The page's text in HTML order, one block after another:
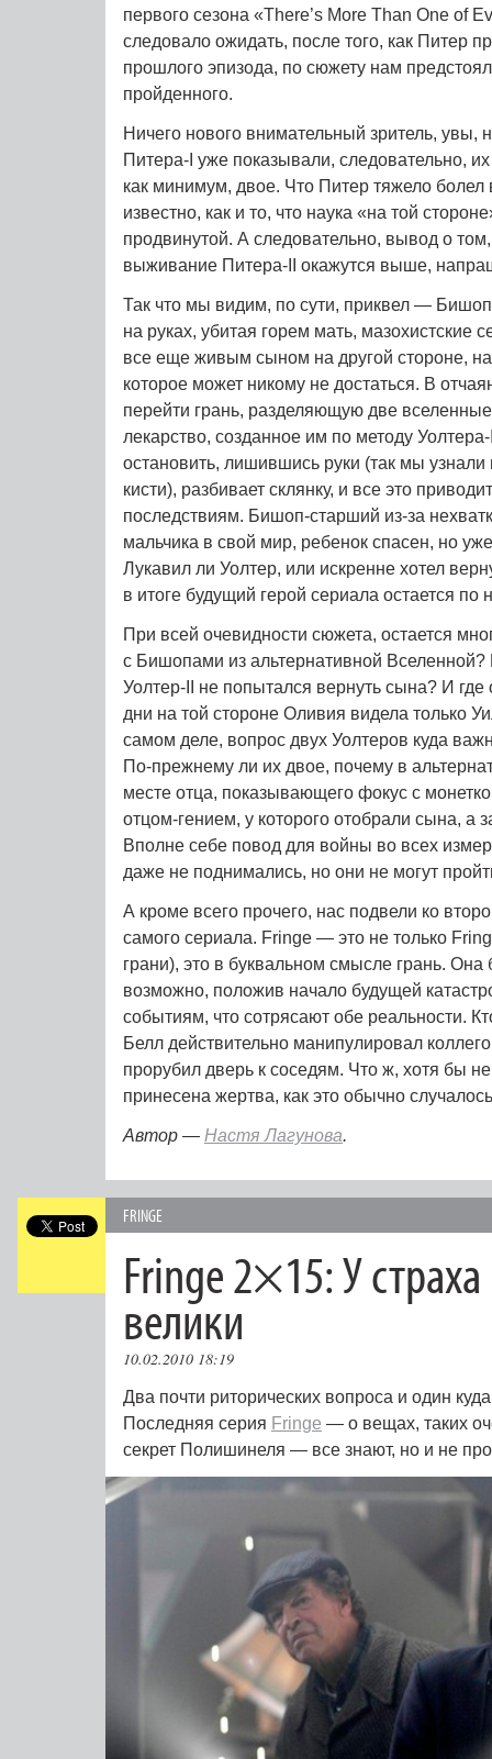
первого сезона «There’s More Than One of
следовало ожидать, после того, как Питер
прошлого эпизода, по сюжету нам
пройденного.
Ничего нового внимательный зритель, увы,
Питера-I уже показывали, следовательно,
как минимум, двое. Что Питер тяжело болел
известно, как и то, что наука «на той
продвинутой. А следовательно, вывод о
выживание Питера-II окажутся выше,
Так что мы видим, по сути, приквел —
на руках, убитая горем мать, мазохистские
все еще живым сыном на другой стороне,
которое может никому не достаться. В
перейти грань, разделяющую две
лекарство, созданное им по методу
остановить, лишившись руки (так мы
кисти), разбивает склянку, и все это
последствиям. Бишоп-старший из-за
мальчика в свой мир, ребенок спасен, но
Лукавил ли Уолтер, или искренне хотел
в итоге будущий герой сериала остается по
При всей очевидности сюжета, остается
с Бишопами из альтернативной Вселенной?
Уолтер-II не попытался вернуть сына? И
дни на той стороне Оливия видела только
самом деле, вопрос двух Уолтеров куда
По-прежнему ли их двое, почему в
месте отца, показывающего фокус с
отцом-гением, у которого отобрали сына, а
Вполне себе повод для войны во всех
даже не поднимались, но они не могут
А кроме всего прочего, нас подвели ко
самого сериала. Fringe — это не только
грани), это в буквальном смысле грань.
возможно, положив начало будущей
событиям, что сотрясают обе реальности.
Белл действительно манипулировал
прорубил дверь к соседям. Что ж, хотя бы
принесена жертва, как это обычно
Автор — Настя Лагунова.
FRINGE
Fringe 2×15: У страха
велики
10.02.2010 18:19
Два почти риторических вопроса и один
Последняя серия Fringe — о вещах, таких
секрет Полишинеля — все знают, но и не